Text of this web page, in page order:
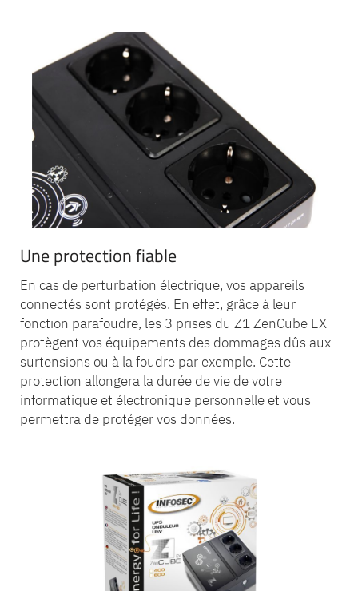
Une protection fiable
En cas de perturbation électrique, vos appareils
connectés sont protégés. En effet, grâce à leur
fonction parafoudre, les 3 prises du Z1 ZenCube EX
protègent vos équipements des dommages dûs aux
surtensions ou à la foudre par exemple. Cette
protection allongera la durée de vie de votre
informatique et électronique personnelle et vous
permettra de protéger vos données.